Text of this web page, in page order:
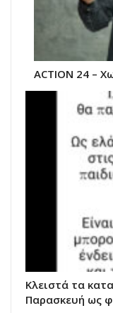
ACTION 24 –
Κλειστά τα
Παρασκευή ως